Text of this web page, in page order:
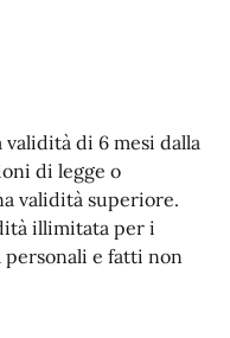
di 6 mesi dalla
di legge o
validità superiore.
illimitata per i
e fatti non